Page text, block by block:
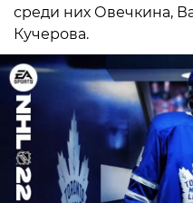
среди них Овечкина,
Кучерова.